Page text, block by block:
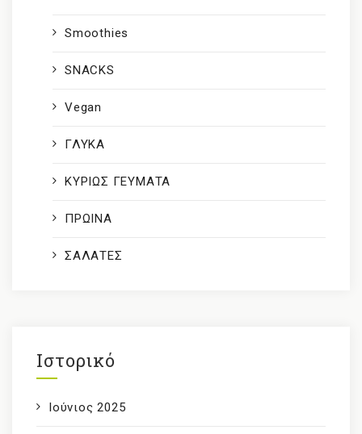
Smoothies
SNACKS
Vegan
ΓΛΥΚΑ
ΚΥΡΙΩΣ ΓΕΥΜΑΤΑ
ΠΡΩΙΝΑ
ΣΑΛΑΤΕΣ
Ιστορικό
Ιούνιος 2025